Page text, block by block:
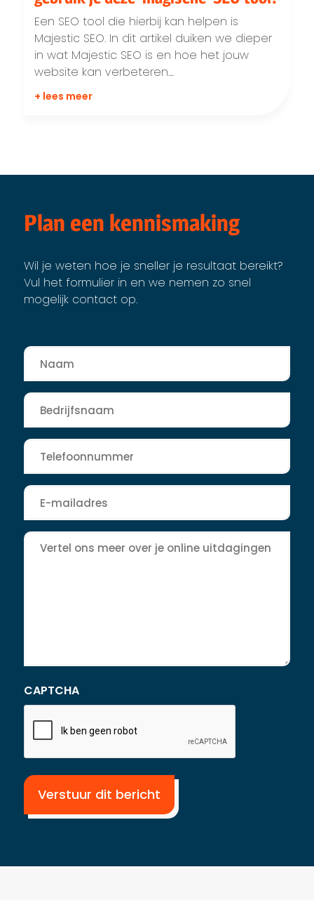
Een SEO tool die hierbij kan helpen is
Majestic SEO. In dit artikel duiken we dieper
in wat Majestic SEO is en hoe het jouw
website kan verbeteren....
+ lees meer
Plan een kennismaking
Wil je weten hoe je sneller je resultaat bereikt?
Vul het formulier in en we nemen zo snel
mogelijk contact op.
Naam
Bedrijfsnaam
Telefoon
E-
mailadres
Bericht
CAPTCHA